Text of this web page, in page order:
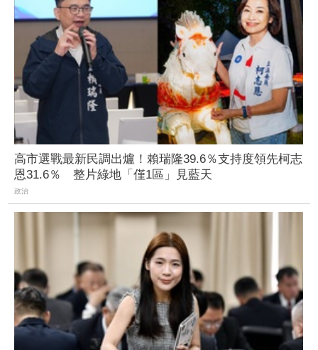
高市選戰最新民調出爐！賴瑞隆39.6％支持度領先柯志
恩31.6％ 整片綠地「僅1區」見藍天
政治